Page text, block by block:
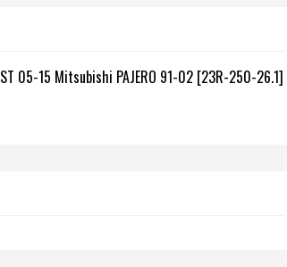
05-15 Mitsubishi PAJERO 91-02 [23R-250-26.1]